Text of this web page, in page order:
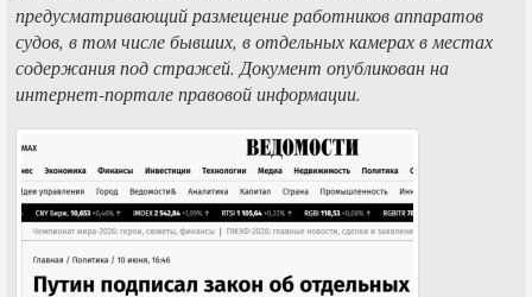
предусматривающий размещение работников аппаратов
судов, в том числе бывших, в отдельных камерах в местах
содержания под стражей. Документ опубликован на
интернет-портале правовой информации.